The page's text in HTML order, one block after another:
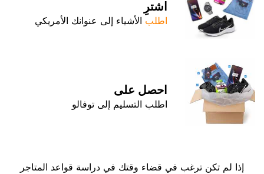
اشترِ
اطلب الأشياء إلى عنوانك الأمريكي
احصل على
اطلب التسليم إلى توفالو
إذا لم تكن ترغب في قضاء وقتك في دراسة قواعد المتاجر